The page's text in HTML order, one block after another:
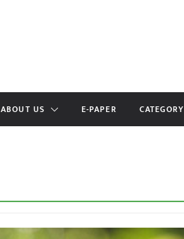
ABOUT US E-PAPER CATEGORY